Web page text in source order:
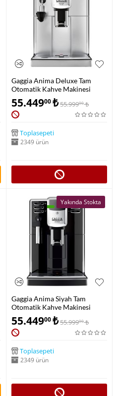
Gaggia Anima Deluxe Tam
Otomatik Kahve Makinesi
RI8761/01
55.44900₺55.99900 ₺
Toplasepeti
2349 ürün
Yakında Stokta
Gaggia Anima Siyah Tam
Otomatik Kahve Makinesi
RI8760/01
55.44900₺55.99900 ₺
Toplasepeti
2349 ürün